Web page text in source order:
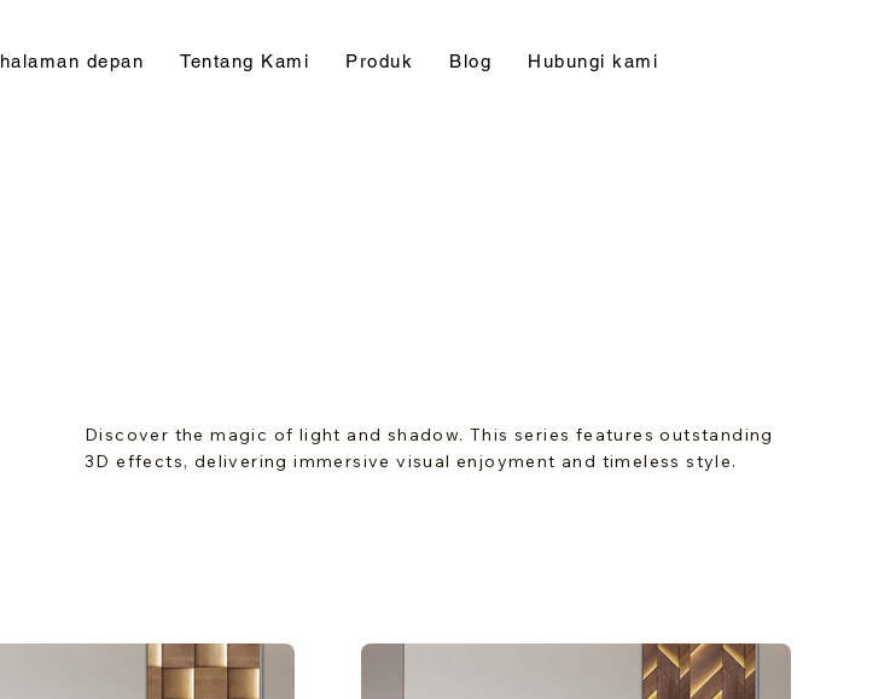
halaman depan Tentang Kami Produk Blog Hubungi kami
Discover the magic of light and shadow. This series features outstanding
3D effects, delivering immersive visual enjoyment and timeless style.